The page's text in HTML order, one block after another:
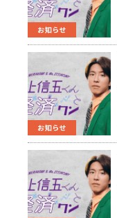
お知らせ
お知らせ